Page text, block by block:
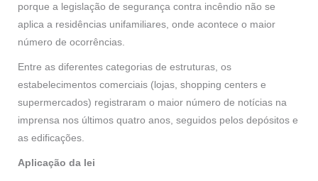
porque a legislação de segurança contra incêndio não se
aplica a residências unifamiliares, onde acontece o maior
número de ocorrências.
Entre as diferentes categorias de estruturas, os
estabelecimentos comerciais (lojas, shopping centers e
supermercados) registraram o maior número de notícias na
imprensa nos últimos quatro anos, seguidos pelos depósitos e
as edificações.
Aplicação da lei